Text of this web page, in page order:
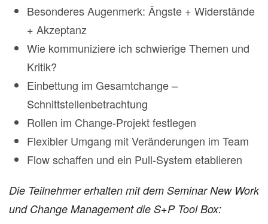
Besonderes Augenmerk: Ängste + Widerstände
+ Akzeptanz
Wie kommuniziere ich schwierige Themen und
Kritik?
Einbettung im Gesamtchange –
Schnittstellenbetrachtung
Rollen im Change-Projekt festlegen
Flexibler Umgang mit Veränderungen im Team
Flow schaffen und ein Pull-System etablieren
Die Teilnehmer erhalten mit dem Seminar New Work
und Change Management die S+P Tool Box: